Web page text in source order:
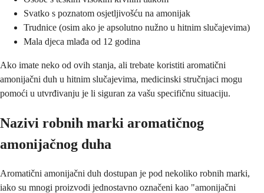
Svatko s poznatom osjetljivošću na amonijak
Trudnice (osim ako je apsolutno nužno u hitnim slučajevima)
Mala djeca mlađa od 12 godina
Ako imate neko od ovih stanja, ali trebate koristiti aromatični
amonijačni duh u hitnim slučajevima, medicinski stručnjaci mogu
pomoći u utvrđivanju je li siguran za vašu specifičnu situaciju.
Nazivi robnih marki aromatičnog
amonijačnog duha
Aromatični amonijačni duh dostupan je pod nekoliko robnih marki,
iako su mnogi proizvodi jednostavno označeni kao "amonijačni